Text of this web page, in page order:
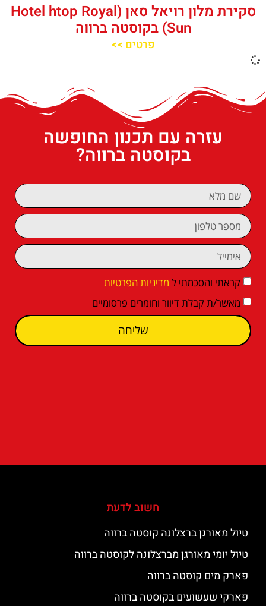
סקירת מלון רויאל סאן (Hotel htop Royal
Sun) בקוסטה ברווה
פרטים >>
עזרה עם תכנון החופשה
בקוסטה ברווה?
קראתי והסכמתי ל מדיניות הפרטיות
מאשר/ת קבלת דיוור וחומרים פרסומיים
שליחה
חשוב לדעת
טיול מאורגן ברצלונה קוסטה ברווה
טיול יומי מאורגן מברצלונה לקוסטה ברווה
פארק מים קוסטה ברווה
פארקי שעשועים בקוסטה ברווה